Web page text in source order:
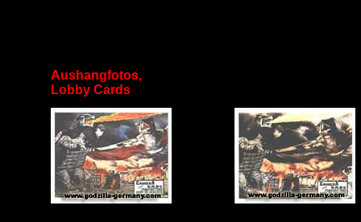
Aushangfotos,
Lobby Cards